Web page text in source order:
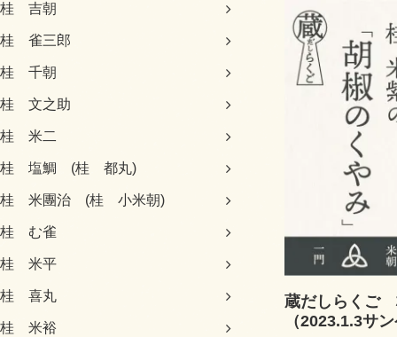
桂 吉朝
桂 雀三郎
桂 千朝
桂 文之助
桂 米二
桂 塩鯛 (桂 都丸)
桂 米團治 (桂 小米朝)
桂 む雀
桂 米平
桂 喜丸
桂 米裕
蔵だしらくご
（2023.1.3サ